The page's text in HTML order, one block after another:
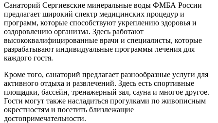
Санаторий Сергиевские минеральные воды ФМБА России
предлагает широкий спектр медицинских процедур и
программ, которые способствуют укреплению здоровья и
оздоровлению организма. Здесь работают
высококвалифицированные врачи и специалисты, которые
разрабатывают индивидуальные программы лечения для
каждого гостя.
Кроме того, санаторий предлагает разнообразные услуги для
активного отдыха и развлечений. Здесь есть спортивные
площадки, бассейн, тренажерный зал, сауна и многое другое.
Гости могут также насладиться прогулками по живописным
окрестностям и посетить близлежащие
достопримечательности.